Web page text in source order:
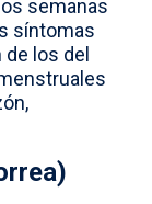
semanas
síntomas
los del